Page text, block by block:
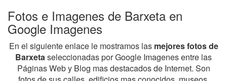
Fotos e Imagenes de Barxeta en
Google Imagenes
En el siguiente enlace le mostramos las mejores fotos de
Barxetaseleccionadas por Google Imagenes entre las
Páginas Web y Blog mas destacados de Internet. Son